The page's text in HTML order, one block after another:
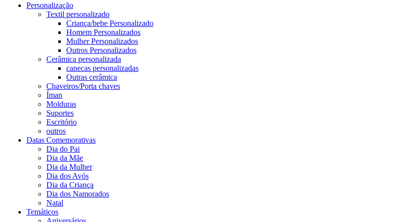
Personalização
Textil personalizado
Criança/bebe Personalizado
Homem Personalizados
Mulher Personalizados
Outros Personalizados
Cerâmica personalizada
canecas personalizadas
Outras cerâmica
Chaveiros/Porta chaves
Íman
Molduras
Suportes
Escritório
outros
Datas Comemorativas
Dia do Pai
Dia da Mãe
Dia da Mulher
Dia dos Avós
Dia da Criança
Dia dos Namorados
Natal
Temáticos